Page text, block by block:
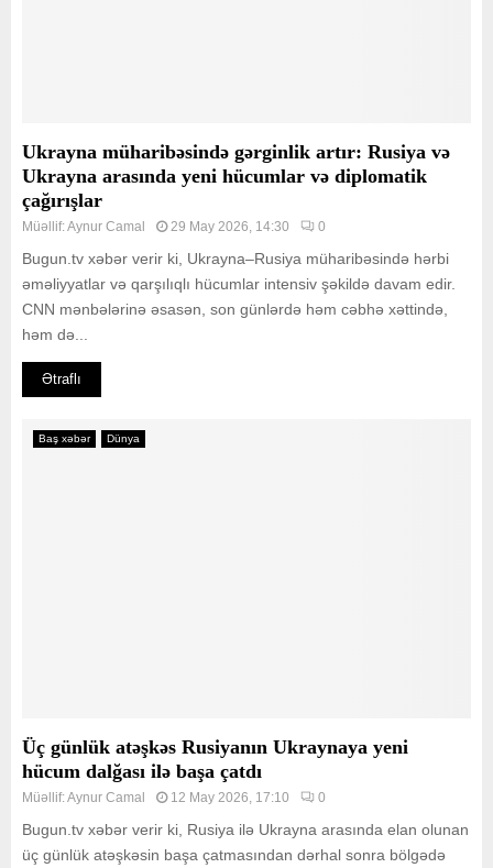
Ukrayna müharibəsində gərginlik artır: Rusiya və
Ukrayna arasında yeni hücumlar və diplomatik
çağırışlar
Müəllif:Aynur Camal 29 May 2026, 14:30 0
Bugun.tv xəbər verir ki, Ukrayna–Rusiya müharibəsində hərbi
əməliyyatlar və qarşılıqlı hücumlar intensiv şəkildə davam edir.
CNN mənbələrinə əsasən, son günlərdə həm cəbhə xəttində,
həm də...
Ətraflı
Baş xəbər Dünya
Üç günlük atəşkəs Rusiyanın Ukraynaya yeni
hücum dalğası ilə başa çatdı
Müəllif:Aynur Camal 12 May 2026, 17:10 0
Bugun.tv xəbər verir ki, Rusiya ilə Ukrayna arasında elan olunan
üç günlük atəşkəsin başa çatmasından dərhal sonra bölgədə